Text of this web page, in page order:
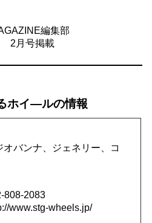
編集部
2月号掲載
ホイ―ルの情報
バンナ、ジェネリー、コ
2083
wheels.jp/